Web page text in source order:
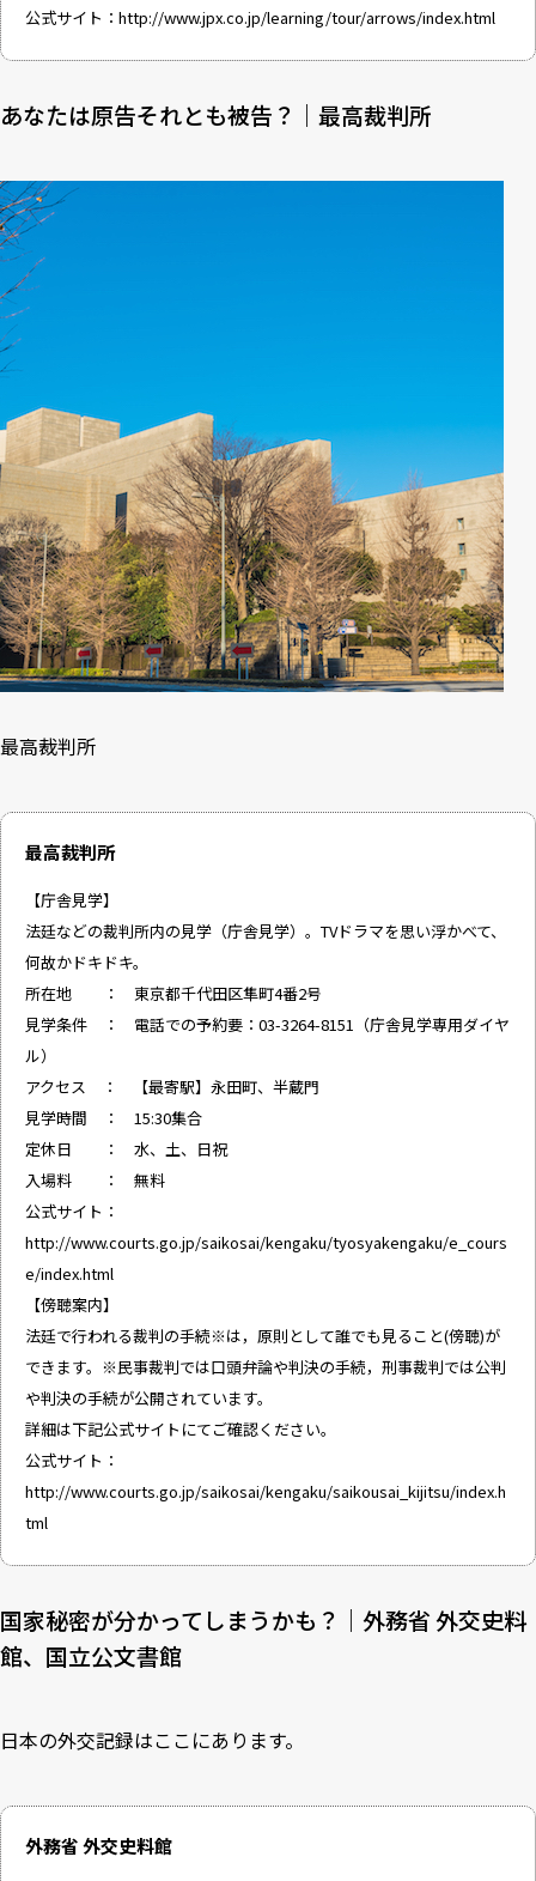
公式サイト： http://www.jpx.co.jp/learning/tour/arrows/index.html
あなたは原告それとも被告？｜最高裁判所
最高裁判所
最高裁判所
【庁舎見学】
法廷などの裁判所内の見学（庁舎見学）。TVドラマを思い浮かべて、
何故かドキドキ。
所在地 ： 東京都千代田区隼町4番2号
見学条件 ： 電話での予約要：03-3264-8151（庁舎見学専用ダイヤ
ル）
アクセス ： 【最寄駅】永田町、半蔵門
見学時間 ： 15:30集合
定休日 ： 水、土、日祝
入場料 ： 無料
公式サイト：
http://www.courts.go.jp/saikosai/kengaku/tyosyakengaku/e_cours
e/index.html
【傍聴案内】
法廷で行われる裁判の手続※は，原則として誰でも見ること(傍聴)が
できます。※民事裁判では口頭弁論や判決の手続，刑事裁判では公判
や判決の手続が公開されています。
詳細は下記公式サイトにてご確認ください。
公式サイト：
http://www.courts.go.jp/saikosai/kengaku/saikousai_kijitsu/index.h
tml
国家秘密が分かってしまうかも？｜外務省 外交史料
館、国立公文書館
日本の外交記録はここにあります。
外務省 外交史料館